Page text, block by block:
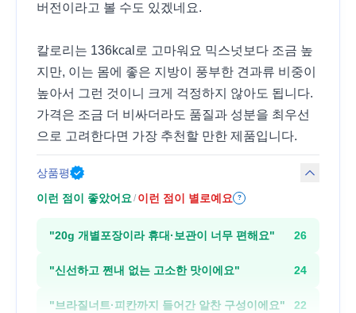
버전이라고 볼 수도 있겠네요.
칼로리는 136kcal로 고마워요 믹스넛보다 조금 높
지만, 이는 몸에 좋은 지방이 풍부한 견과류 비중이
높아서 그런 것이니 크게 걱정하지 않아도 됩니다.
가격은 조금 더 비싸더라도 품질과 성분을 최우선
으로 고려한다면 가장 추천할 만한 제품입니다.
상품평
이런 점이 좋았어요/ 이런 점이 별로예요 ?
"20g 개별포장이라 휴대·보관이 너무 편해요" 26
"신선하고 쩐내 없는 고소한 맛이에요" 24
"브라질너트·피칸까지 들어간 알찬 구성이에요" 22